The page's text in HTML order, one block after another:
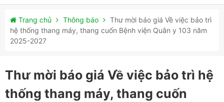
Trang chủ Thông báo
Thư mời báo giá Về việc bảo trì
hệ thống thang máy, thang cuốn Bệnh viện Quân y 103 năm
2025-2027
Thư mời báo giá Về việc bảo trì hệ
thống thang máy, thang cuốn